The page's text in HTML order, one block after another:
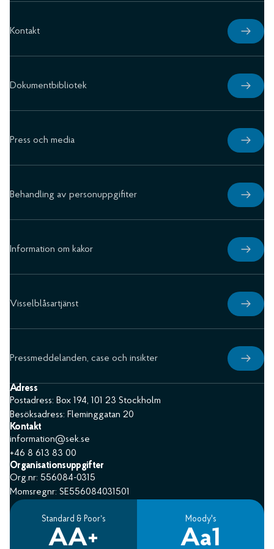
Kontakt
Dokumentbibliotek
Press och media
Behandling av personuppgifiter
Information om kakor
Visselblåsartjänst
Pressmeddelanden, case och insikter
Adress
Postadress: Box 194, 101 23 Stockholm
Besöksadress: Fleminggatan 20
Kontakt
information@sek.se
+46 8 613 83 00
Organisationsuppgifter
Org.nr: 556084-0315
Momsregnr: SE556084031501
Standard & Poor’s
AA+
Moody's
Aa1